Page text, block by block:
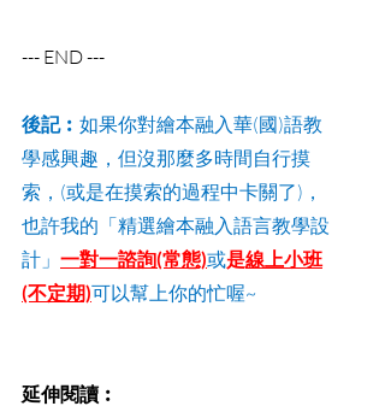
--- END ---
後記︰ 如果你對繪本融入華(國)語教
學感興趣，但沒那麼多時間自行摸
索，(或是在摸索的過程中卡關了)，
也許我的「精選繪本融入語言教學設
計」 一對一諮詢(常態)或是線上小班
(不定期)可以幫上你的忙喔~
延伸閱讀︰